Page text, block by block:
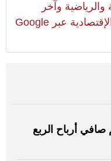
والرياضية وآخر
المستجدات السياسية والإقتصادية عبر Google
درهم صافي أرباح الربع